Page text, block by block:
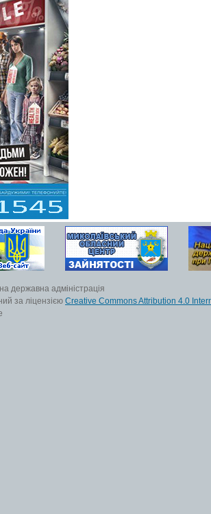
державна адміністрація
за ліцензією Creative Commons Attribution 4.0